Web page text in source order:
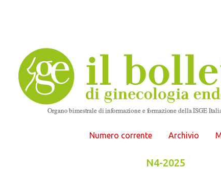
Numero corrente Archivio
N4-2025